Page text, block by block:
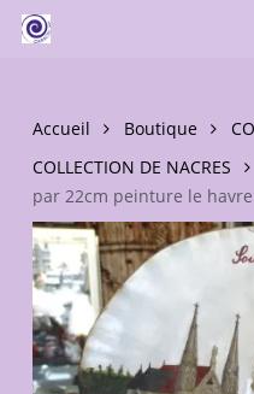
main
Accueil Boutique
COLLECTION DE NACRES
par 22cm peinture le